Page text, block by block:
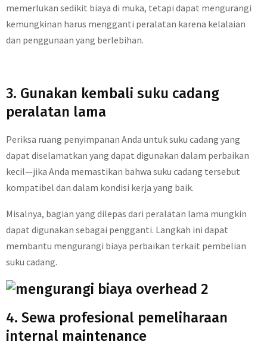
memerlukan sedikit biaya di muka, tetapi dapat mengurangi
kemungkinan harus mengganti peralatan karena kelalaian
dan penggunaan yang berlebihan.
3. Gunakan kembali suku cadang
peralatan lama
Periksa ruang penyimpanan Anda untuk suku cadang yang
dapat diselamatkan yang dapat digunakan dalam perbaikan
kecil—jika Anda memastikan bahwa suku cadang tersebut
kompatibel dan dalam kondisi kerja yang baik.
Misalnya, bagian yang dilepas dari peralatan lama mungkin
dapat digunakan sebagai pengganti. Langkah ini dapat
membantu mengurangi biaya perbaikan terkait pembelian
suku cadang.
4. Sewa profesional pemeliharaan
internal maintenance